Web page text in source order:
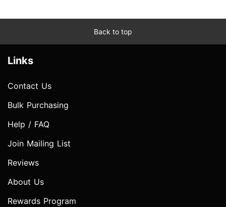
Back to top
Links
Contact Us
Bulk Purchasing
Help / FAQ
Join Mailing List
Reviews
About Us
Rewards Program